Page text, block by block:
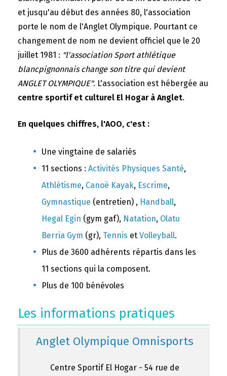
et jusqu'au début des années 80, l'association
porte le nom de l'Anglet Olympique. Pourtant ce
changement de nom ne devient officiel que le 20
juillet 1981 : "l'association Sport athlétique
blancpignonnais change son titre qui devient
ANGLET OLYMPIQUE". L'association est hébergée au
centre sportif et culturel El Hogar à Anglet.
En quelques chiffres, l'AOO, c'est :
Une vingtaine de salariés
11 sections : Activités Physiques Santé,
Athlétisme, Canoë Kayak, Escrime,
Gymnastique (entretien) , Handball,
Hegal Egin (gym gaf), Natation, Olatu
Berria Gym (gr), Tennis et Volleyball.
Plus de 3600 adhérents répartis dans les
11 sections qui la composent.
Plus de 100 bénévoles
Les informations pratiques
Anglet Olympique Omnisports
Centre Sportif El Hogar - 54 rue de